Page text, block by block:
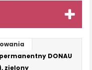
DONAU
zielony